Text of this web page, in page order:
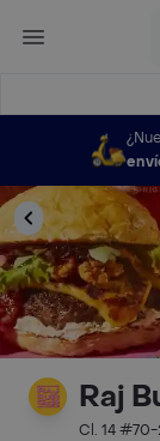
Raj
Cl. 14